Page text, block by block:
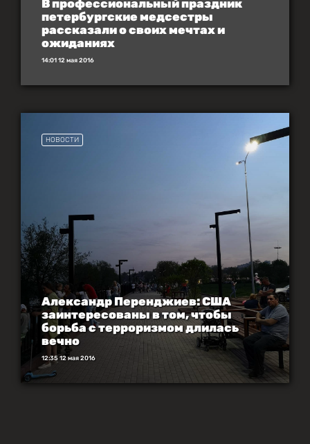
В профессиональный праздник
петербургские медсестры
рассказали о своих мечтах и
ожиданиях
14:01 12 мая 2016
НОВОСТИ
Александр Перенджиев: США
заинтересованы в том, чтобы
борьба с терроризмом длилась
вечно
12:35 12 мая 2016